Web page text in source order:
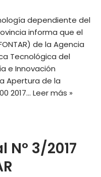
dependiente del
informa que el
de la Agencia
Tecnológica del
e Innovación
Apertura de la
2017… Leer más »
3/2017